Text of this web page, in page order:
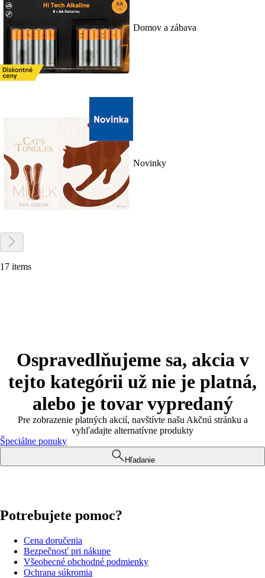
Domov a zábava
Novinky
17 items
Ospravedlňujeme sa, akcia v
tejto kategórii už nie je platná,
alebo je tovar vypredaný
Pre zobrazenie platných akcií, navštívte našu Akčnú stránku a
vyhľadajte alternatívne produkty
Špeciálne ponuky
Hľadanie
Potrebujete pomoc?
Cena doručenia
Bezpečnosť pri nákupe
Všeobecné obchodné podmienky
Ochrana súkromia